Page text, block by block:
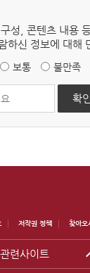
성, 콘텐츠 내용
하신 정보에 대해
보통 불만족
저작권 정책 찾아오
관련사이트